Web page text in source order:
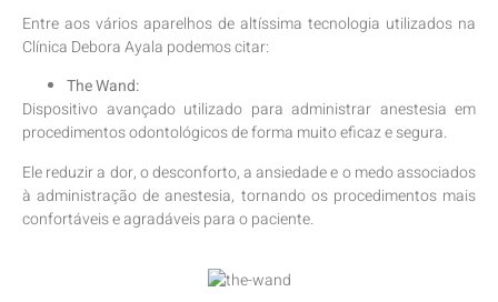
Entre aos vários aparelhos de altíssima tecnologia utilizados na
Clínica Debora Ayala podemos citar:
The Wand:
Dispositivo avançado utilizado para administrar anestesia em
procedimentos odontológicos de forma muito eficaz e segura.
Ele reduzir a dor, o desconforto, a ansiedade e o medo associados
à administração de anestesia, tornando os procedimentos mais
confortáveis e agradáveis para o paciente.